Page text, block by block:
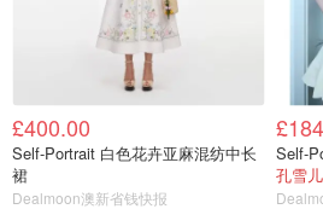
£400.00
Self-Portrait 白色花卉亚麻混纺中长
裙
Dealmoon澳新省钱快报
孔雪